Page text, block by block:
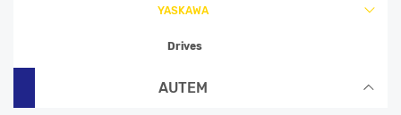
YASKAWA
YASKAWA
Drives
AUTEM
AUTEM